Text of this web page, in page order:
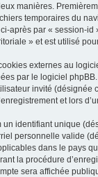
manières.
temporaires du
après par « session-
» et est utilisé
externes au
par le logiciel
invité
et lors
identifiant unique
personnelle valide
dans le pays
la procédure
sera affichée